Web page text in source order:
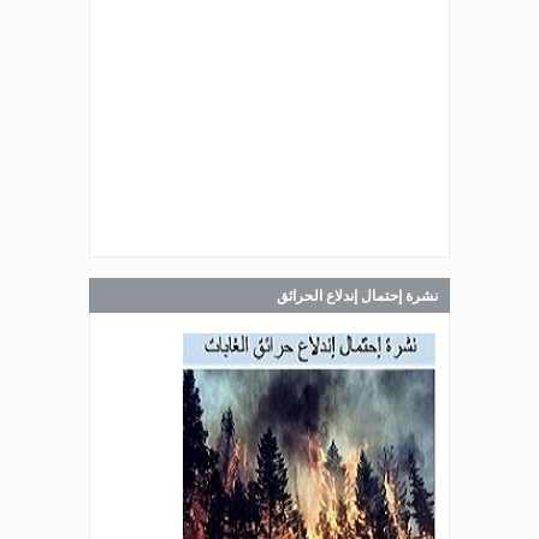
اللبناني البيان الآتي:
Jul 28, 2026
صدر عن دائرة الإعلام والعلاقات العامة
في المديرية العامة للدفاع المدني
اللبناني البيان الآتي:
نشرة إحتمال إندلاع الحرائق